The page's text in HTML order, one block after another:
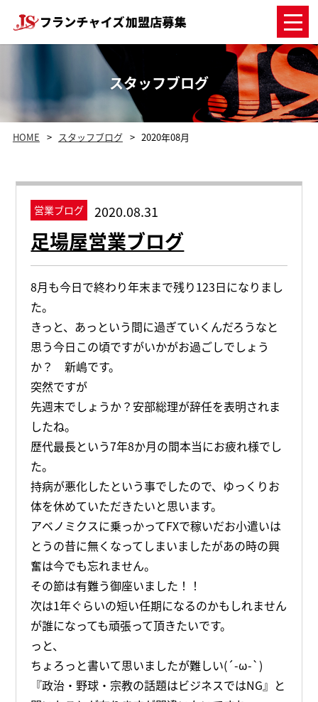
スタッフブログ
HOME スタッフブログ 2020年08月
営業ブログ 2020.08.31
足場屋営業ブログ
8月も今日で終わり年末まで残り123日になりまし
た。
きっと、あっという間に過ぎていくんだろうなと
思う今日この頃ですがいかがお過ごしでしょう
か？ 新嶋です。
突然ですが
先週末でしょうか？安部総理が辞任を表明されま
したね。
歴代最長という7年8か月の間本当にお疲れ様でし
た。
持病が悪化したという事でしたので、ゆっくりお
体を休めていただきたいと思います。
アベノミクスに乗っかってFXで稼いだお小遣いは
とうの昔に無くなってしまいましたがあの時の興
奮は今でも忘れません。
その節は有難う御座いました！！
次は1年ぐらいの短い任期になるのかもしれません
が誰になっても頑張って頂きたいです。
っと、
ちょろっと書いて思いましたが難しい(´-ω-`)
『政治・野球・宗教の話題はビジネスではNG』と